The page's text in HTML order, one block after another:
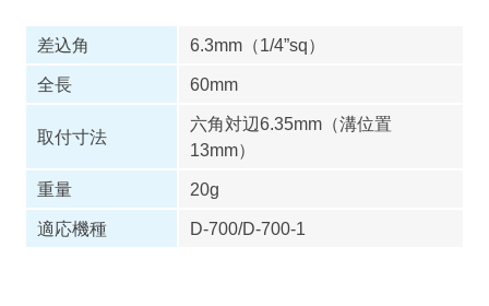
差込角
6.3mm（1/4”sq）
全長
60mm
取付寸法
六角対辺6.35mm（溝位置
13mm）
重量
20g
適応機種
D-700/D-700-1